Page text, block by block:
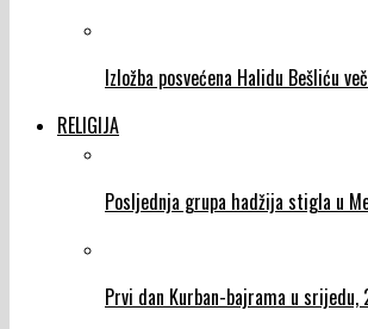
Izložba posvećena Halidu Bešliću
RELIGIJA
Posljednja grupa hadžija stigla u
Prvi dan Kurban-bajrama u srijedu,